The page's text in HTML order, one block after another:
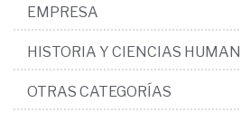
EMPRESA
HISTORIA Y CIENCIAS
OTRAS CATEGORÍAS